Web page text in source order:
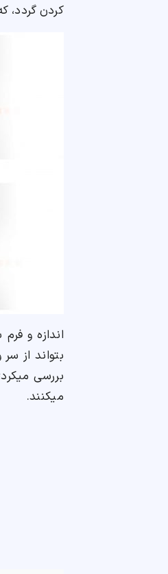
کردن گردد،
بتواند از
میکنند.